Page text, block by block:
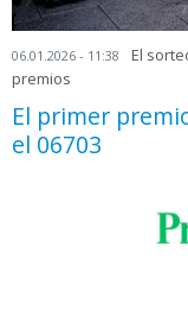
06.01.2026 - 11:38
El
premios
El primer
el 06703